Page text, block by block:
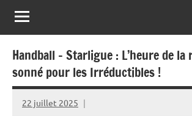
Handball – Starligue : L’heure de la
sonné pour les Irréductibles !
22 juillet 2025
Rédaction